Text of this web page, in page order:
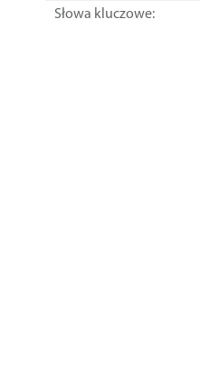
Słowa kluczowe: